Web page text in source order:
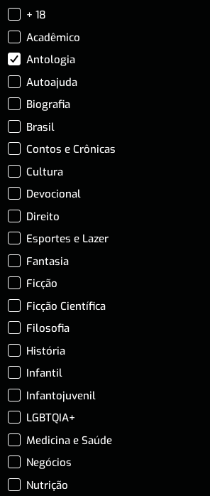
+ 18
Acadêmico
Antologia
Autoajuda
Biografia
Brasil
Contos e Crônicas
Cultura
Devocional
Direito
Esportes e Lazer
Fantasia
Ficção
Ficção Científica
Filosofia
História
Infantil
Infantojuvenil
LGBTQIA+
Medicina e Saúde
Negócios
Nutrição